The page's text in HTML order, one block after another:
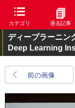
カテゴリ 過去記事
ディープラーニン
Deep Learning
前の画像